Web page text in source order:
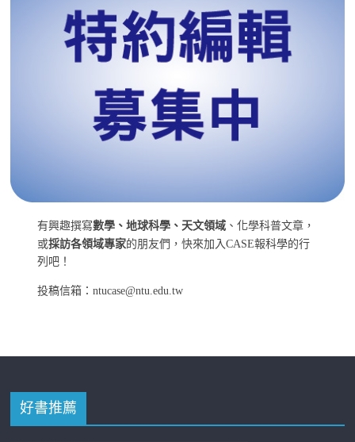
有興趣撰寫數學、地球科學、天文領域 、化學科普文章，
或採訪各領域專家的朋友們，快來加入CASE報科學的行
列吧！
投稿信箱：ntucase@ntu.edu.tw
好書推薦